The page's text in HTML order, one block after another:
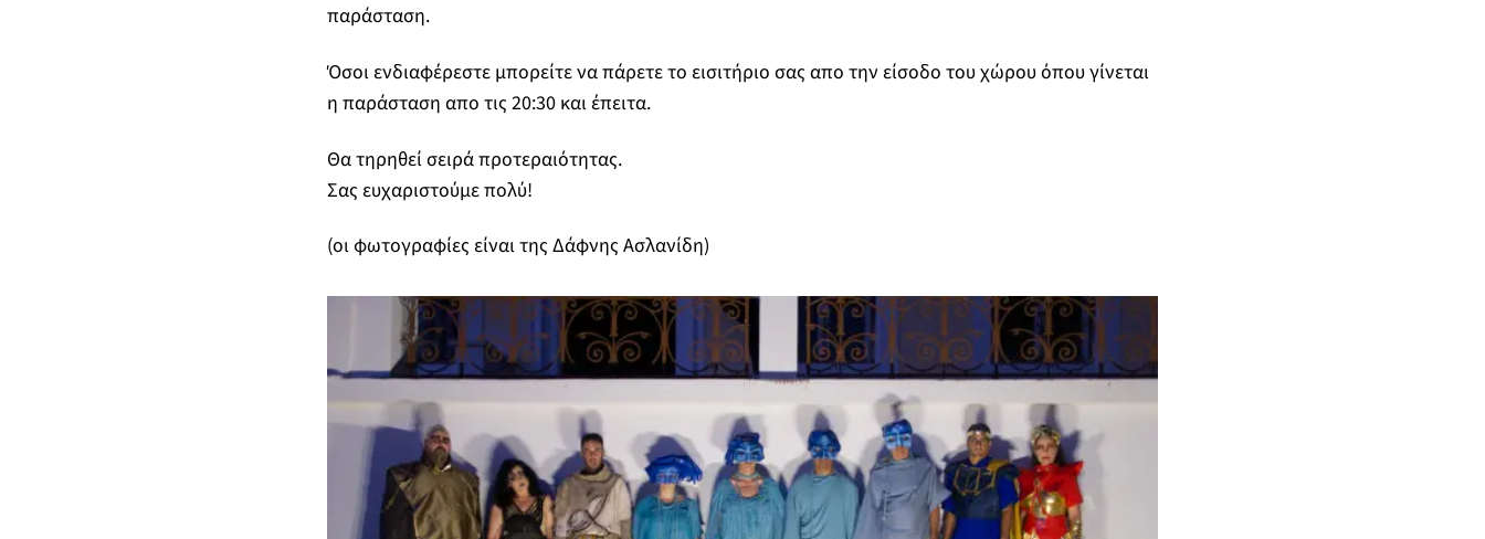
παράσταση.
Όσοι ενδιαφέρεστε μπορείτε να πάρετε το εισιτήριο σας απο την είσοδο του χώρου όπου γίνεται
η παράσταση απο τις 20:30 και έπειτα.
Θα τηρηθεί σειρά προτεραιότητας.
Σας ευχαριστούμε πολύ!
(οι φωτογραφίες είναι της Δάφνης Ασλανίδη)